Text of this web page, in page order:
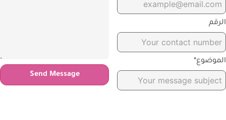
الرقم
الموضوع*
Send Message